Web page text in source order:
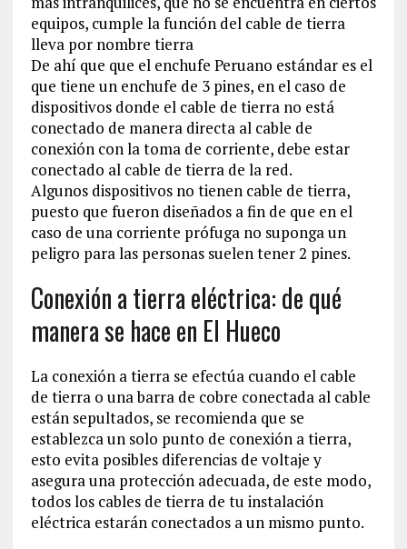
equipos, cumple la función del cable de tierra
lleva por nombre tierra
De ahí que que el enchufe Peruano estándar es el
que tiene un enchufe de 3 pines, en el caso de
dispositivos donde el cable de tierra no está
conectado de manera directa al cable de
conexión con la toma de corriente, debe estar
conectado al cable de tierra de la red.
Algunos dispositivos no tienen cable de tierra,
puesto que fueron diseñados a fin de que en el
caso de una corriente prófuga no suponga un
peligro para las personas suelen tener 2 pines.
Conexión a tierra eléctrica: de qué
manera se hace en El Hueco
La conexión a tierra se efectúa cuando el cable
de tierra o una barra de cobre conectada al cable
están sepultados, se recomienda que se
establezca un solo punto de conexión a tierra,
esto evita posibles diferencias de voltaje y
asegura una protección adecuada, de este modo,
todos los cables de tierra de tu instalación
eléctrica estarán conectados a un mismo punto.